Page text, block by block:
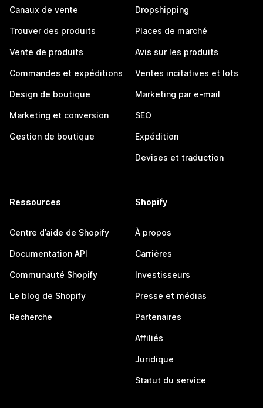
Canaux de vente
Trouver des produits
Vente de produits
Commandes et expéditions
Design de boutique
Marketing et conversion
Gestion de boutique
Dropshipping
Places de marché
Avis sur les produits
Ventes incitatives et lots
Marketing par e-mail
SEO
Expédition
Devises et traduction
Ressources
Centre d’aide de Shopify
Documentation API
Communauté Shopify
Le blog de Shopify
Recherche
Shopify
À propos
Carrières
Investisseurs
Presse et médias
Partenaires
Affiliés
Juridique
Statut du service